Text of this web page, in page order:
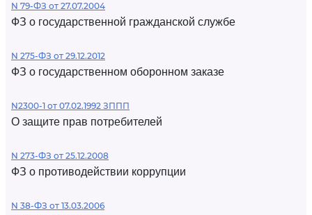
N 79-ФЗ от 27.07.2004
ФЗ о государственной гражданской службе
N 275-ФЗ от 29.12.2012
ФЗ о государственном оборонном заказе
N2300-1 от 07.02.1992 ЗППП
О защите прав потребителей
N 273-ФЗ от 25.12.2008
ФЗ о противодействии коррупции
N 38-ФЗ от 13.03.2006